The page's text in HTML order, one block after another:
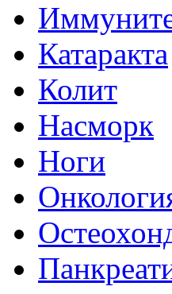
Катаракта
Колит
Насморк
Ноги